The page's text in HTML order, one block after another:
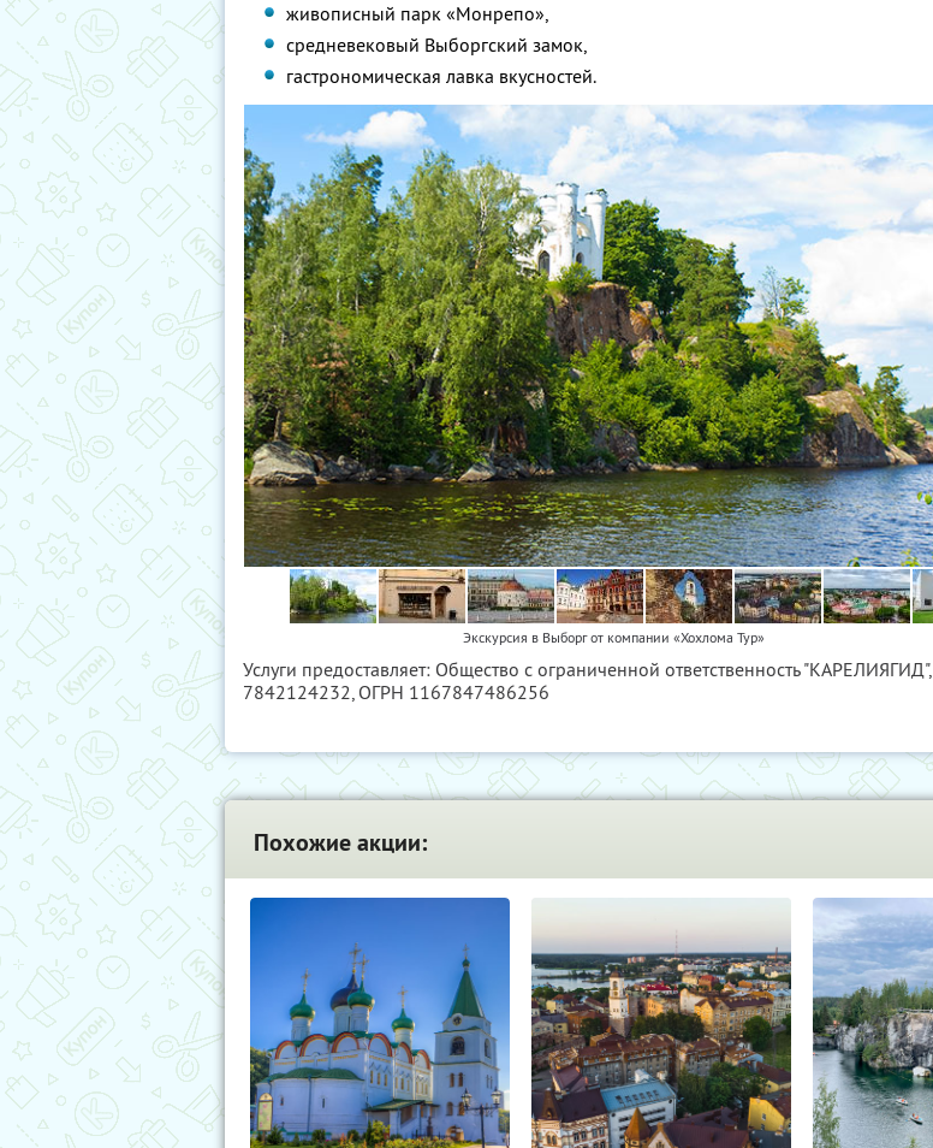
живописный парк «Монрепо»,
средневековый Выборгский замок,
гастрономическая лавка вкусностей.
Экскурсия в Выборг от компании «Хохлома Тур»
Услуги предоставляет: Общество с ограниченной ответственность "КАРЕЛИЯГИД",
7842124232, ОГРН 1167847486256
Похожие акции: